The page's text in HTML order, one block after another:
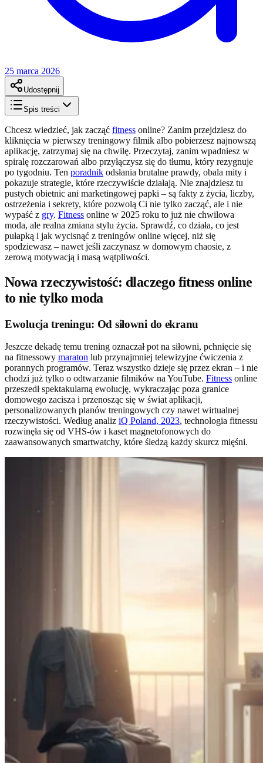
25 marca 2026
Udostępnij
Spis treści
Chcesz wiedzieć, jak zacząć fitness online? Zanim przejdziesz do
kliknięcia w pierwszy treningowy filmik albo pobierzesz najnowszą
aplikację, zatrzymaj się na chwilę. Przeczytaj, zanim wpadniesz w
spiralę rozczarowań albo przyłączysz się do tłumu, który rezygnuje
po tygodniu. Ten poradnik odsłania brutalne prawdy, obala mity i
pokazuje strategie, które rzeczywiście działają. Nie znajdziesz tu
pustych obietnic ani marketingowej papki – są fakty z życia, liczby,
ostrzeżenia i sekrety, które pozwolą Ci nie tylko zacząć, ale i nie
wypaść z gry. Fitness online w 2025 roku to już nie chwilowa
moda, ale realna zmiana stylu życia. Sprawdź, co działa, co jest
pułapką i jak wycisnąć z treningów online więcej, niż się
spodziewasz – nawet jeśli zaczynasz w domowym chaosie, z
zerową motywacją i masą wątpliwości.
Nowa rzeczywistość: dlaczego fitness online
to nie tylko moda
Ewolucja treningu: Od siłowni do ekranu
Jeszcze dekadę temu trening oznaczał pot na siłowni, pchnięcie się
na fitnessowy maraton lub przynajmniej telewizyjne ćwiczenia z
porannych programów. Teraz wszystko dzieje się przez ekran – i nie
chodzi już tylko o odtwarzanie filmików na YouTube. Fitness online
przeszedł spektakularną ewolucję, wykraczając poza granice
domowego zacisza i przenosząc się w świat aplikacji,
personalizowanych planów treningowych czy nawet wirtualnej
rzeczywistości. Według analiz iQ Poland, 2023, technologia fitnessu
rozwinęła się od VHS-ów i kaset magnetofonowych do
zaawansowanych smartwatchy, które śledzą każdy skurcz mięśni.